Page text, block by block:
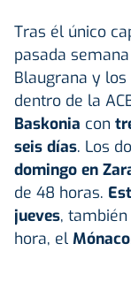
Tras él único
pasada
Blaugrana y
dentro de la
Baskonia con
seis días. Los
domingo en
de 48 horas.
jueves,
hora, el Mónaco